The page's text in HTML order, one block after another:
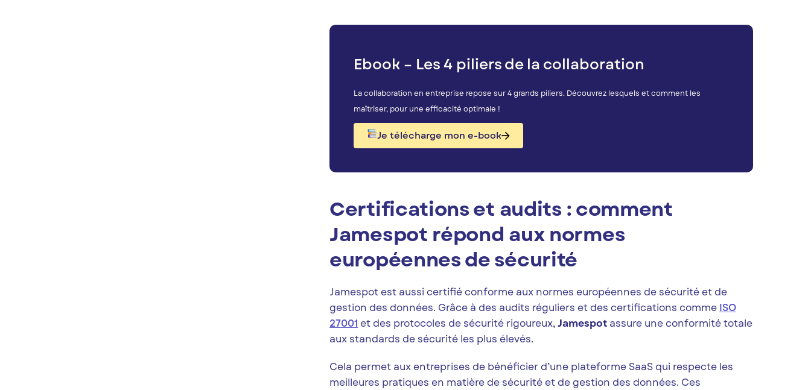
Ebook – Les 4 piliers de la collaboration
La collaboration en entreprise repose sur 4 grands piliers. Découvrez lesquels et comment les
maîtriser, pour une efficacité optimale !
Je télécharge mon e-book
Certifications et audits : comment
Jamespot répond aux normes
européennes de sécurité
Jamespot est aussi certifié conforme aux normes européennes de sécurité et de
gestion des données. Grâce à des audits réguliers et des certifications comme ISO
27001 et des protocoles de sécurité rigoureux,Jamespot assure une conformité totale
aux standards de sécurité les plus élevés.
Cela permet aux entreprises de bénéficier d’une plateforme SaaS qui respecte les
meilleures pratiques en matière de sécurité et de gestion des données. Ces